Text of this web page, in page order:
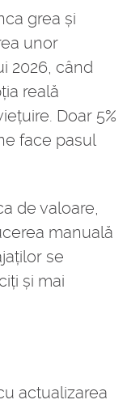
grea și
unor
2026, când
reală
Doar 5%
face pasul
de valoare,
manuală
se
și mai
actualizarea